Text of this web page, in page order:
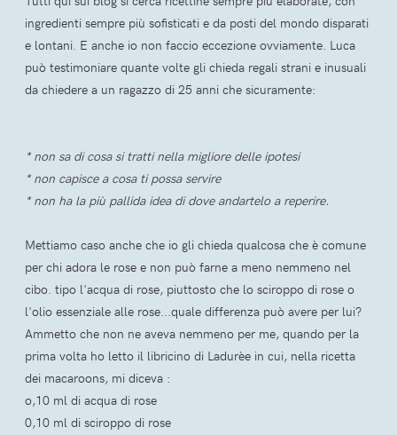
ingredienti sempre più sofisticati e da posti del mondo disparati
e lontani. E anche io non faccio eccezione ovviamente. Luca
può testimoniare quante volte gli chieda regali strani e inusuali
da chiedere a un ragazzo di 25 anni che sicuramente:
* non sa di cosa si tratti nella migliore delle ipotesi
* non capisce a cosa ti possa servire
* non ha la più pallida idea di dove andartelo a reperire.
Mettiamo caso anche che io gli chieda qualcosa che è comune
per chi adora le rose e non può farne a meno nemmeno nel
cibo. tipo l'acqua di rose, piuttosto che lo sciroppo di rose o
l'olio essenziale alle rose...quale differenza può avere per lui?
Ammetto che non ne aveva nemmeno per me, quando per la
prima volta ho letto il libricino di Ladurèe in cui, nella ricetta
dei macaroons, mi diceva :
o,10 ml di acqua di rose
0,10 ml di sciroppo di rose